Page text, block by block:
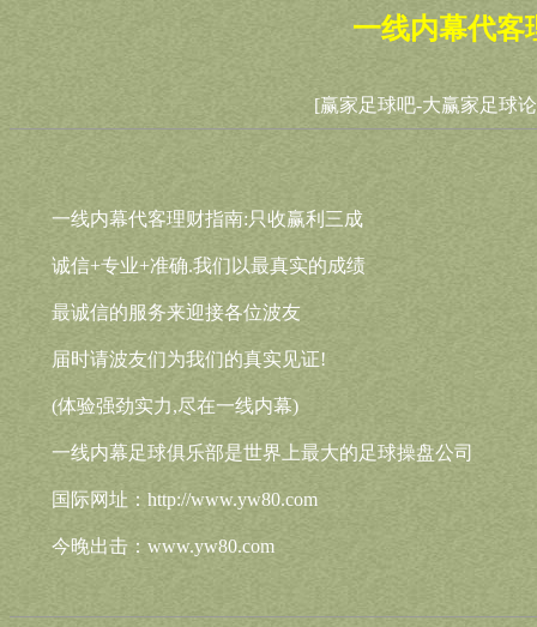
一线内幕代客
[赢家足球吧-大赢家足球
一线内幕代客理财指南:只收赢利三成
诚信+专业+准确.我们以最真实的成绩
最诚信的服务来迎接各位波友
届时请波友们为我们的真实见证!
(体验强劲实力,尽在一线内幕)
一线内幕足球俱乐部是世界上最大的足球操盘公司
国际网址：http://www.yw80.com
今晚出击：www.yw80.com